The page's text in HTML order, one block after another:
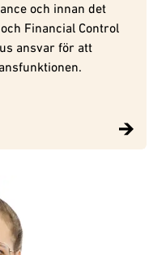
och innan det
Financial Control
ansvar för att